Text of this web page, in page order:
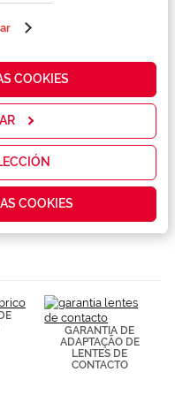
COOKIES
COOKIES
GARANTIA DE
ADAPTAÇÃO DE
LENTES DE
CONTACTO